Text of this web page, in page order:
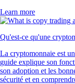
Learn more
Qu'est-ce qu'une
La cryptomonnaie est
guide explique son
son adoption et les
sécurité et en